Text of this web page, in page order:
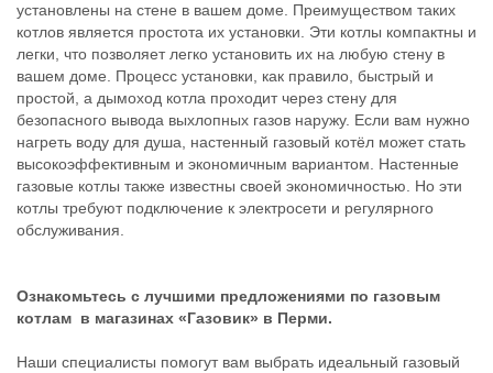
установлены на стене в вашем доме. Преимуществом таких
котлов является простота их установки. Эти котлы компактны и
легки, что позволяет легко установить их на любую стену в
вашем доме. Процесс установки, как правило, быстрый и
простой, а дымоход котла проходит через стену для
безопасного вывода выхлопных газов наружу. Если вам нужно
нагреть воду для душа, настенный газовый котёл может стать
высокоэффективным и экономичным вариантом. Настенные
газовые котлы также известны своей экономичностью. Но эти
котлы требуют подключение к электросети и регулярного
обслуживания.
Ознакомьтесь с лучшими предложениями по газовым
котлам в магазинах «Газовик» в Перми.
Наши специалисты помогут вам выбрать идеальный газовый